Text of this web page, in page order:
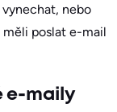
nebo
poslat e-mail
e-maily